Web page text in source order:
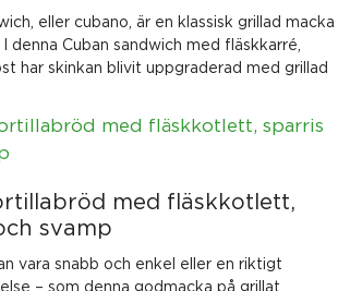
eller cubano, är en klassisk grillad macka
denna Cuban sandwich med fläskkarré,
har skinkan blivit uppgraderad med grillad
med fläskkotlett,
svamp
vara snabb och enkel eller en riktigt
– som denna godmacka på grillat